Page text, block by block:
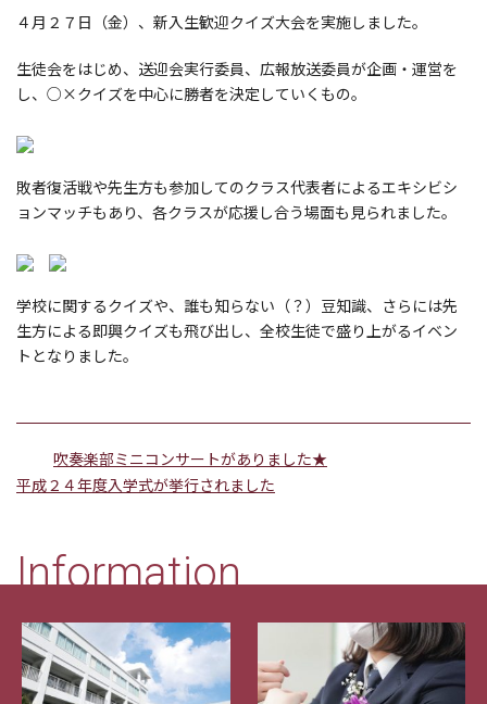
４月２７日（金）、新入生歓迎クイズ大会を実施しました。
生徒会をはじめ、送迎会実行委員、広報放送委員が企画・運営を
し、○×クイズを中心に勝者を決定していくもの。
敗者復活戦や先生方も参加してのクラス代表者によるエキシビシ
ョンマッチもあり、各クラスが応援し合う場面も見られました。
学校に関するクイズや、誰も知らない（？）豆知識、さらには先
生方による即興クイズも飛び出し、全校生徒で盛り上がるイベン
トとなりました。
吹奏楽部ミニコンサートがありました★
平成２４年度入学式が挙行されました
Information